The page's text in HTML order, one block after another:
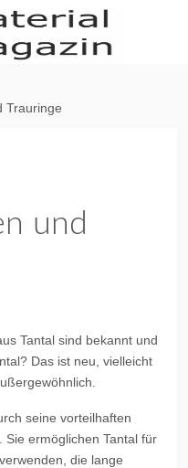
Trauringe
und
Tantal sind bekannt und
Das ist neu, vielleicht
seine vorteilhaften
Sie ermöglichen Tantal für
die lange